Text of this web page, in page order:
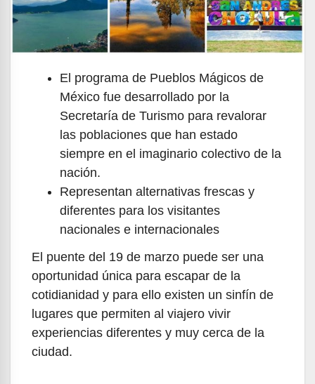
El programa de Pueblos Mágicos de
México fue desarrollado por la
Secretaría de Turismo para revalorar
las poblaciones que han estado
siempre en el imaginario colectivo de la
nación.
Representan alternativas frescas y
diferentes para los visitantes
nacionales e internacionales
El puente del 19 de marzo puede ser una
oportunidad única para escapar de la
cotidianidad y para ello existen un sinfín de
lugares que permiten al viajero vivir
experiencias diferentes y muy cerca de la
ciudad.